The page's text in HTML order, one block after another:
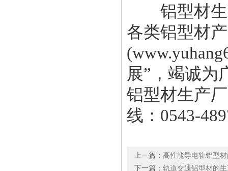
铝型材生
各类铝型材
(
展”，竭诚为
铝型材生产
线：0543-
上一篇： 高性能导电轨铝型
下一篇： 轨道交通铝型材的